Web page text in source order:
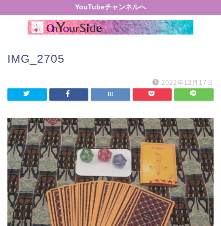
YouTubeチャンネルへ
IMG_2705
2022年12月17日